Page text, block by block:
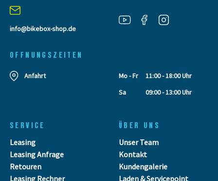
info@bikebox-shop.de
OFFNUNGSZEITEN
Anfahrt Mo - Fr
11:00 - 18:00 Uhr
Sa
09:00 - 13:00 Uhr
SERVICE
Leasing
Leasing Anfrage
Retouren
Leasing Rechner
ÜBER UNS
Unser Team
Kontakt
Kundengalerie
Laden & Servicepoint